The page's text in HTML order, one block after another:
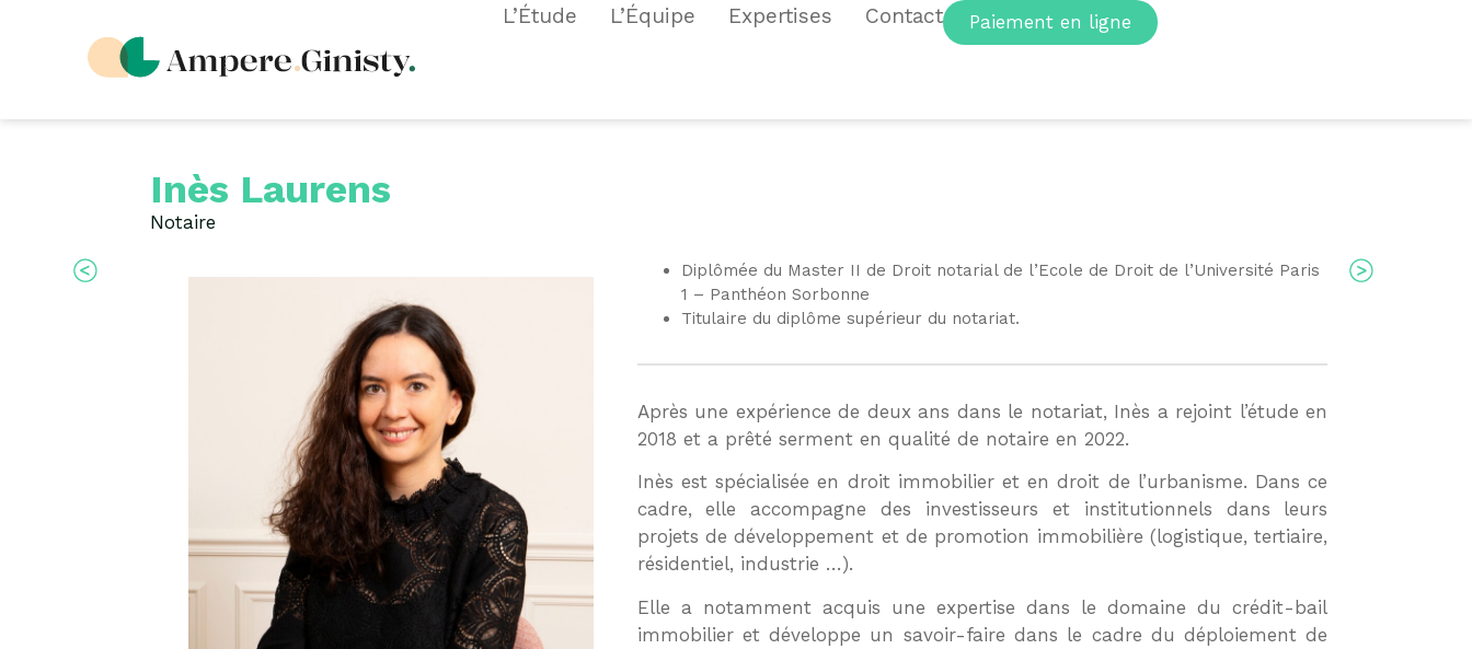
L’Étude L’Équipe Expertises Contact Paiement en ligne
Inès Laurens
Notaire
Diplômée du Master II de Droit notarial de l’Ecole de Droit de l’Université Paris
1 – Panthéon Sorbonne
Titulaire du diplôme supérieur du notariat.
Après une expérience de deux ans dans le notariat, Inès a rejoint l’étude en
2018 et a prêté serment en qualité de notaire en 2022.
Inès est spécialisée en droit immobilier et en droit de l’urbanisme. Dans ce
cadre, elle accompagne des investisseurs et institutionnels dans leurs
projets de développement et de promotion immobilière (logistique, tertiaire,
résidentiel, industrie …).
Elle a notamment acquis une expertise dans le domaine du crédit-bail
immobilier et développe un savoir-faire dans le cadre du déploiement de